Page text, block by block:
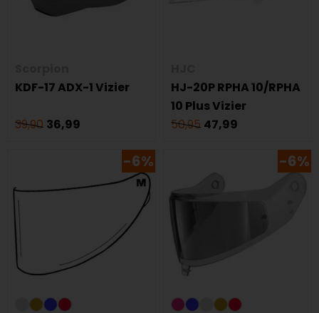
KDF-17 ADX-1 Vizier
39,90 36,99
HJ-20P RPHA 10/RPHA
10 Plus Vizier
50,95 47,99
-6% -6%